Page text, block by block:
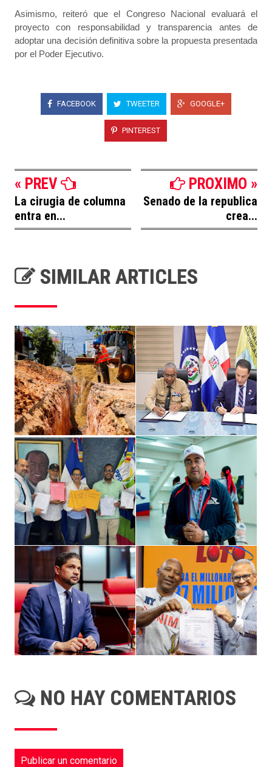
Asimismo, reiteró que el Congreso Nacional evaluará el
proyecto con responsabilidad y transparencia antes de
adoptar una decisión definitiva sobre la propuesta presentada
por el Poder Ejecutivo.
FACEBOOK TWEETER GOOGLE+
PINTEREST
« PREV
La cirugia de columna
entra en...
PROXIMO »
Senado de la republica
crea...
SIMILAR ARTICLES
NO HAY COMENTARIOS
Publicar un comentario